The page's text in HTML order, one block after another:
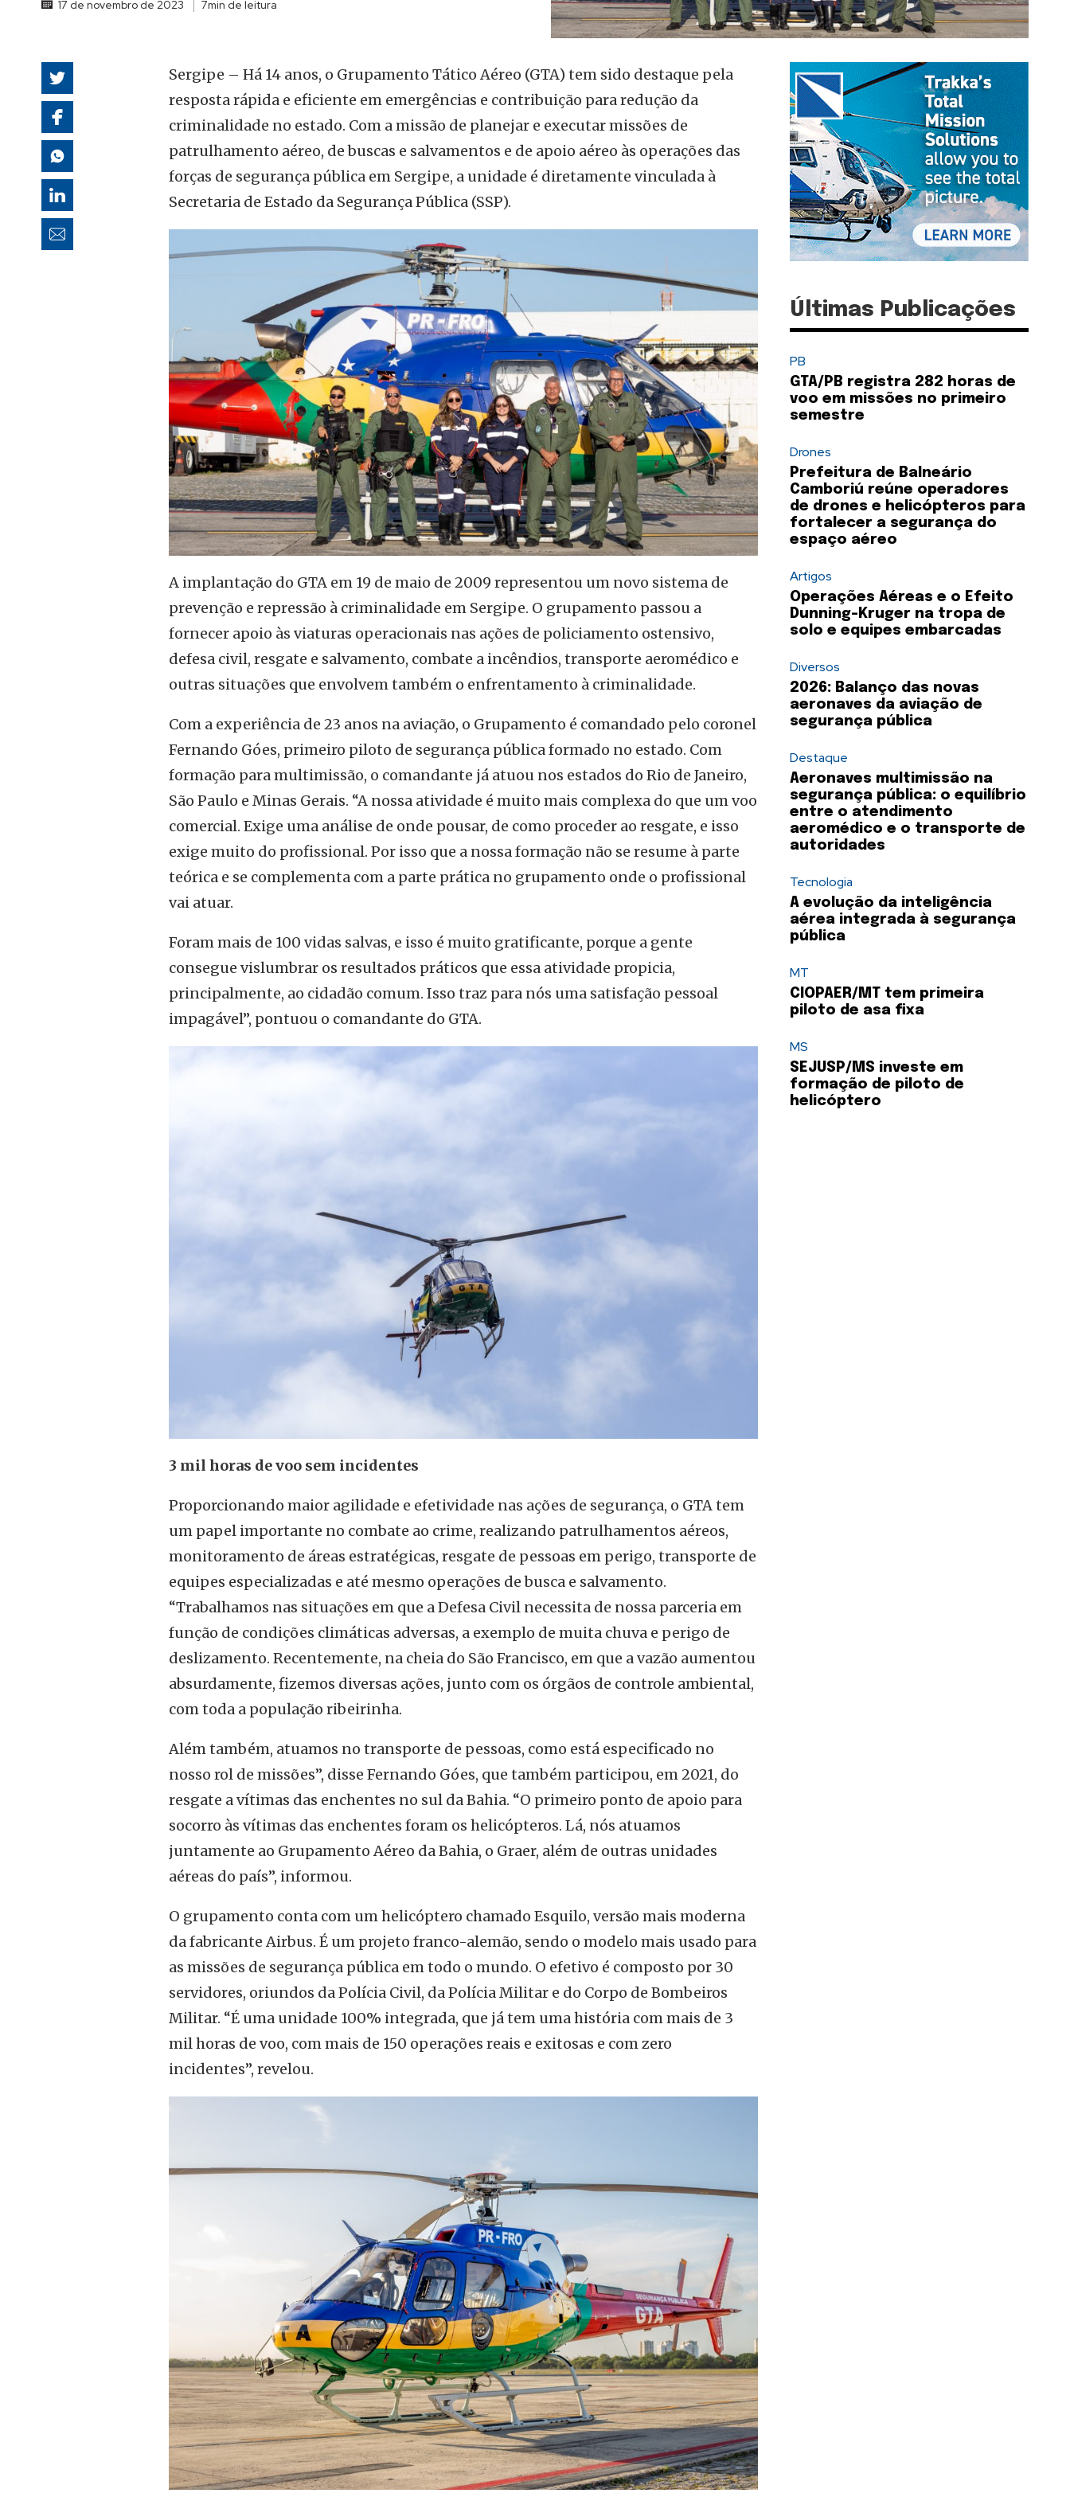
autoridades
17 de novembro de 2023 7min de leitura
Sergipe – Há 14 anos, o Grupamento Tático Aéreo (GTA) tem sido destaque pela
resposta rápida e eficiente em emergências e contribuição para redução da
criminalidade no estado. Com a missão de planejar e executar missões de
patrulhamento aéreo, de buscas e salvamentos e de apoio aéreo às operações das
forças de segurança pública em Sergipe, a unidade é diretamente vinculada à
Secretaria de Estado da Segurança Pública (SSP).
A implantação do GTA em 19 de maio de 2009 representou um novo sistema de
prevenção e repressão à criminalidade em Sergipe. O grupamento passou a
fornecer apoio às viaturas operacionais nas ações de policiamento ostensivo,
defesa civil, resgate e salvamento, combate a incêndios, transporte aeromédico e
outras situações que envolvem também o enfrentamento à criminalidade.
Com a experiência de 23 anos na aviação, o Grupamento é comandado pelo coronel
Fernando Góes, primeiro piloto de segurança pública formado no estado. Com
formação para multimissão, o comandante já atuou nos estados do Rio de Janeiro,
São Paulo e Minas Gerais. “A nossa atividade é muito mais complexa do que um voo
comercial. Exige uma análise de onde pousar, de como proceder ao resgate, e isso
exige muito do profissional. Por isso que a nossa formação não se resume à parte
teórica e se complementa com a parte prática no grupamento onde o profissional
vai atuar.
Foram mais de 100 vidas salvas, e isso é muito gratificante, porque a gente
consegue vislumbrar os resultados práticos que essa atividade propicia,
principalmente, ao cidadão comum. Isso traz para nós uma satisfação pessoal
impagável”, pontuou o comandante do GTA.
3 mil horas de voo sem incidentes
Proporcionando maior agilidade e efetividade nas ações de segurança, o GTA tem
um papel importante no combate ao crime, realizando patrulhamentos aéreos,
monitoramento de áreas estratégicas, resgate de pessoas em perigo, transporte de
equipes especializadas e até mesmo operações de busca e salvamento.
“Trabalhamos nas situações em que a Defesa Civil necessita de nossa parceria em
função de condições climáticas adversas, a exemplo de muita chuva e perigo de
deslizamento. Recentemente, na cheia do São Francisco, em que a vazão aumentou
absurdamente, fizemos diversas ações, junto com os órgãos de controle ambiental,
com toda a população ribeirinha.
Além também, atuamos no transporte de pessoas, como está especificado no
nosso rol de missões”, disse Fernando Góes, que também participou, em 2021, do
resgate a vítimas das enchentes no sul da Bahia. “O primeiro ponto de apoio para
socorro às vítimas das enchentes foram os helicópteros. Lá, nós atuamos
juntamente ao Grupamento Aéreo da Bahia, o Graer, além de outras unidades
aéreas do país”, informou.
O grupamento conta com um helicóptero chamado Esquilo, versão mais moderna
da fabricante Airbus. É um projeto franco-alemão, sendo o modelo mais usado para
as missões de segurança pública em todo o mundo. O efetivo é composto por 30
servidores, oriundos da Polícia Civil, da Polícia Militar e do Corpo de Bombeiros
Militar. “É uma unidade 100% integrada, que já tem uma história com mais de 3
mil horas de voo, com mais de 150 operações reais e exitosas e com zero
incidentes”, revelou.
Últimas Publicações
PB
GTA/PB registra 282 horas de
voo em missões no primeiro
semestre
Drones
Prefeitura de Balneário
Camboriú reúne operadores
de drones e helicópteros para
fortalecer a segurança do
espaço aéreo
Artigos
Operações Aéreas e o Efeito
Dunning-Kruger na tropa de
solo e equipes embarcadas
Diversos
2026: Balanço das novas
aeronaves da aviação de
segurança pública
Destaque
Aeronaves multimissão na
segurança pública: o equilíbrio
entre o atendimento
aeromédico e o transporte de
autoridades
Tecnologia
A evolução da inteligência
aérea integrada à segurança
pública
MT
CIOPAER/MT tem primeira
piloto de asa fixa
MS
SEJUSP/MS investe em
formação de piloto de
helicóptero